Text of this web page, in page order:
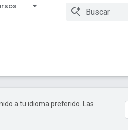
a tu idioma preferido. Las